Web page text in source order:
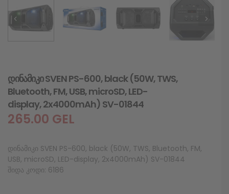
დინამიკი SVEN PS-600, black (50W, TWS,
Bluetooth, FM, USB, microSD, LED-
display, 2x4000mAh) SV-01844
265.00 GEL
დინამიკი SVEN PS-600, black (50W, TWS, Bluetooth, FM,
USB, microSD, LED-display, 2x4000mAh) SV-01844
შიდა კოდი: 6186